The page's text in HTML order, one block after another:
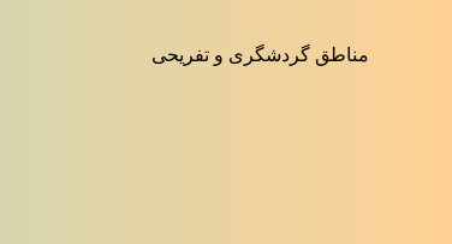
مناطق گردشگری و تفریحی